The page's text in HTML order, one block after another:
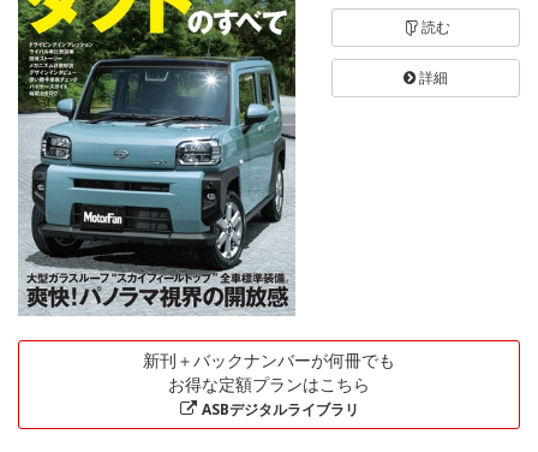
読む
詳細
新刊＋バックナンバーが何冊でも
お得な定額プランはこちら
ASBデジタルライブラリ